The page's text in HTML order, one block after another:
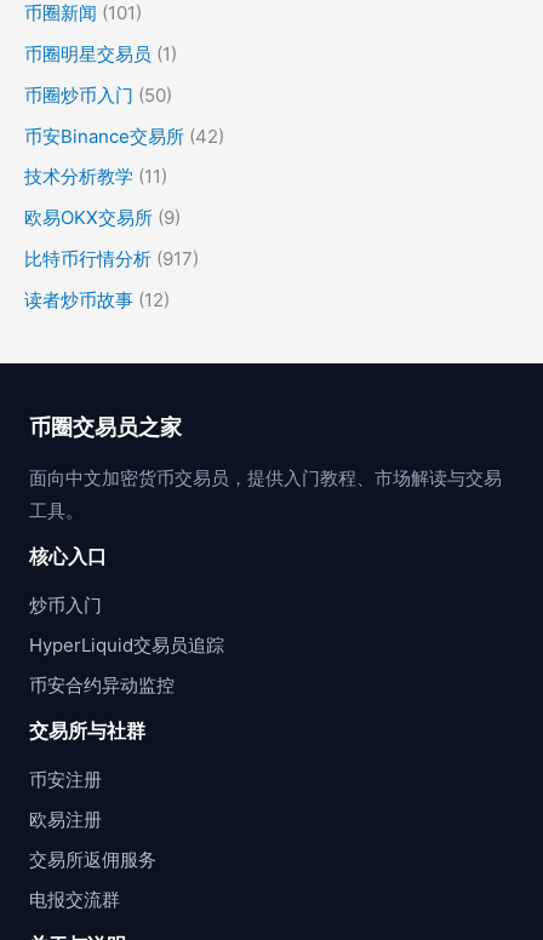
币圈新闻 (101)
币圈明星交易员 (1)
币圈炒币入门 (50)
币安Binance交易所 (42)
技术分析教学 (11)
欧易OKX交易所 (9)
比特币行情分析 (917)
读者炒币故事 (12)
币圈交易员之家
面向中文加密货币交易员，提供入门教程、市场解读与交易
工具。
核心入口
炒币入门
HyperLiquid交易员追踪
币安合约异动监控
交易所与社群
币安注册
欧易注册
交易所返佣服务
电报交流群